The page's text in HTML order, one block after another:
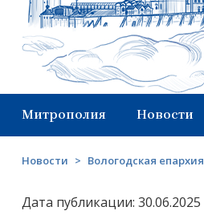
Митрополия Новости
Новости > Вологодская епархия
Дата публикации: 30.06.2025